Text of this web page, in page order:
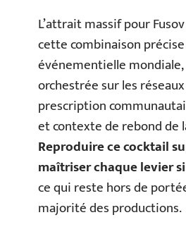
L’attrait massif pour
cette combinaison
événementielle
orchestrée sur les
prescription
et contexte de rebond de
Reproduire ce cocktail
maîtriser chaque levier
ce qui reste hors de
majorité des productions.